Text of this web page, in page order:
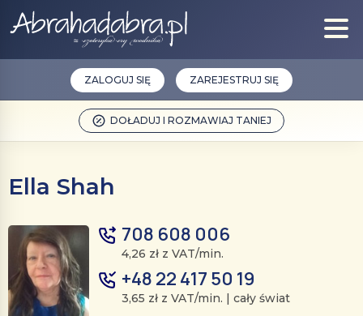
DOŁADUJ I ROZMAWIAJ TANIEJ
ZALOGUJ SIĘ ZAREJESTRUJ SIĘ
Ella Shah
708 608 006
4,26 zł z VAT/min.
+48 22 417 50 19
3,65 zł z VAT/min. | cały świat